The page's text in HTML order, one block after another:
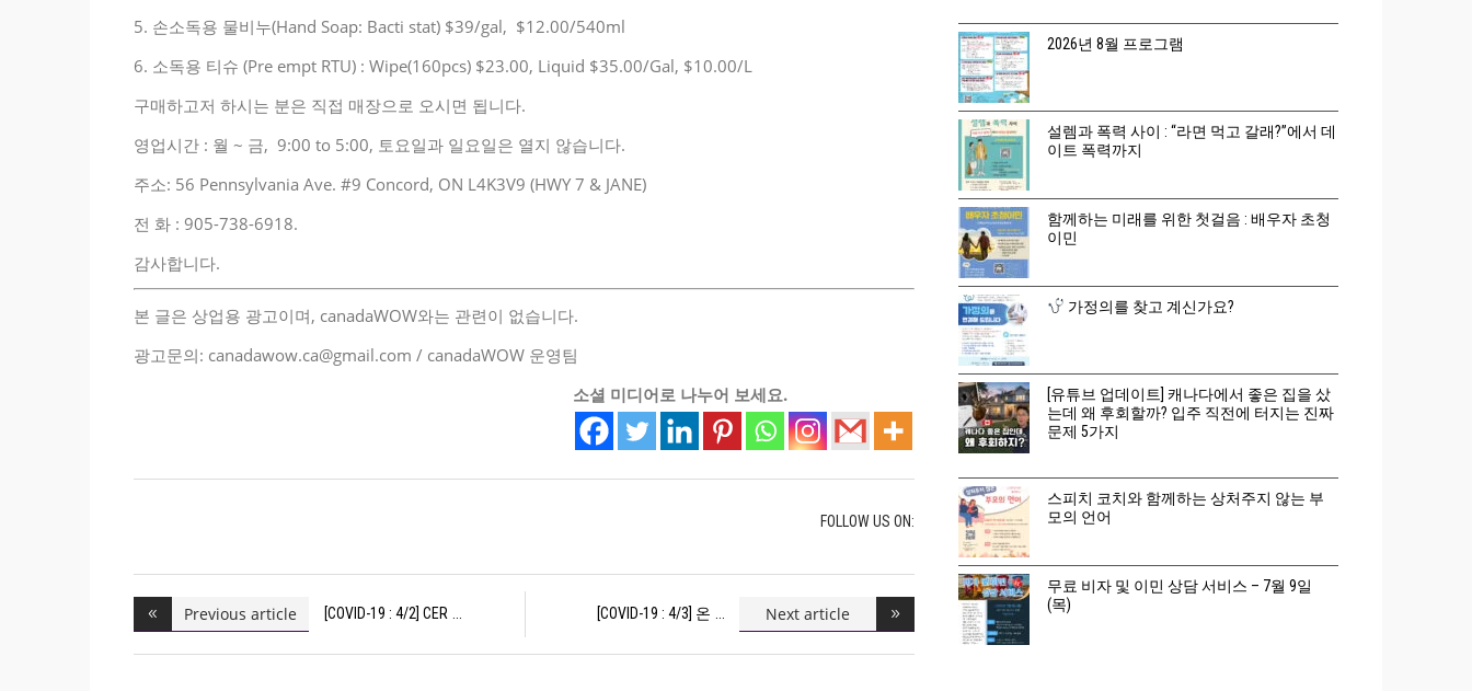
5. 손소독용 물비누(Hand Soap: Bacti stat) $39/gal, $12.00/540ml
6. 소독용 티슈 (Pre empt RTU) : Wipe(160pcs) $23.00, Liquid $35.00/Gal, $10.00/L
구매하고저 하시는 분은 직접 매장으로 오시면 됩니다.
영업시간 : 월 ~ 금, 9:00 to 5:00, 토요일과 일요일은 열지 않습니다.
주소: 56 Pennsylvania Ave. #9 Concord, ON L4K3V9 (HWY 7 & JANE)
전 화 : 905-738-6918.
감사합니다.
본 글은 상업용 광고이며, canadaWOW와는 관련이 없습니다.
광고문의: canadawow.ca@gmail.com / canadaWOW 운영팀
소셜 미디어로 나누어 보세요.
FOLLOW US ON:
Previous article [COVID-19 : 4/2] CER [COVID-19 : 4/3] 온 Next article
2026년 8월 프로그램
설렘과 폭력 사이 : “라면 먹고 갈래?”에서 데
이트 폭력까지
함께하는 미래를 위한 첫걸음 : 배우자 초청
이민
가정의를 찾고 계신가요?
[유튜브 업데이트] 캐나다에서 좋은 집을 샀
는데 왜 후회할까? 입주 직전에 터지는 진짜
문제 5가지
스피치 코치와 함께하는 상처주지 않는 부
모의 언어
무료 비자 및 이민 상담 서비스 – 7월 9일
(목)